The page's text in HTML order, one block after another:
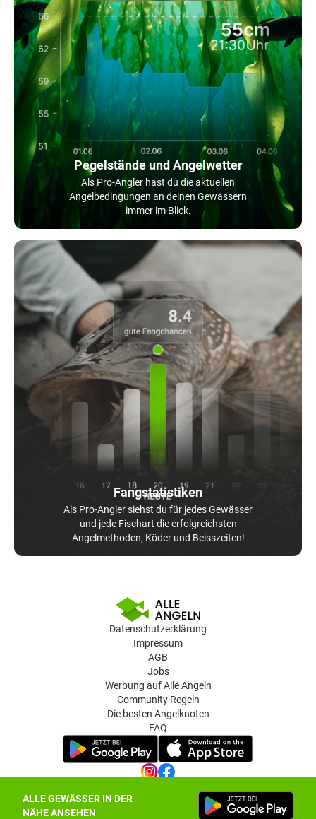
ALLE GEWÄSSER IN DER
NÄHE ANSEHEN
Pegelstände und Angelwetter
Als Pro-Angler hast du die aktuellen
Angelbedingungen an deinen Gewässern
immer im Blick.
Fangstatistiken
Als Pro-Angler siehst du für jedes Gewässer
und jede Fischart die erfolgreichsten
Angelmethoden, Köder und Beisszeiten!
Datenschutzerklärung
Impressum
AGB
Jobs
Werbung auf Alle Angeln
Community Regeln
Die besten Angelknoten
FAQ
Datenschutz-Einstellungen